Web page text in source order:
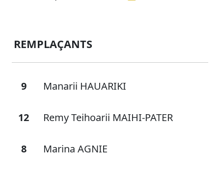
REMPLAÇANTS
9 Manarii HAUARIKI
12 Remy Teihoarii MAIHI-PATER
8 Marina AGNIE